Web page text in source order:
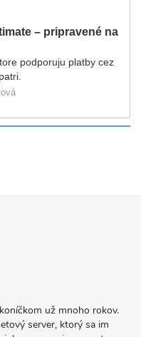
– pripravené na
podporuju platby cez
už mnoho rokov.
server, ktorý sa im